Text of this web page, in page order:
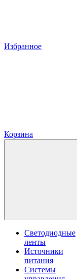
Избранное
Корзина
Светодиодные
ленты
Источники
питания
Системы